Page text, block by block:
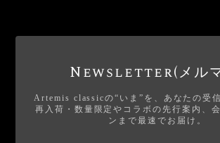
Newsletter(メル
Artemis classicの“いま”を、あなたの受
再入荷・数量限定やコラボの先行案内、
ンまで最速でお届け。